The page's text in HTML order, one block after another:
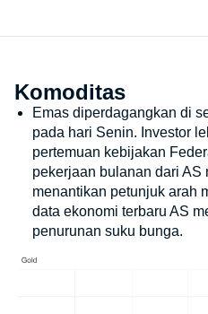
Komoditas
Emas diperdagangkan di
pada hari Senin. Investor
pertemuan kebijakan
pekerjaan bulanan dari AS
menantikan petunjuk arah
data ekonomi terbaru AS
penurunan suku bunga.